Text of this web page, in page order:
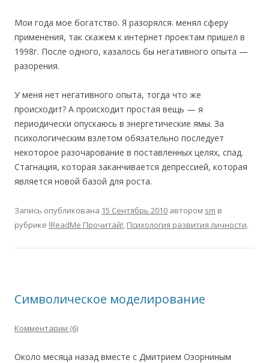
Мои года мое богатство. Я разорялся. менял сферу
применения, так скажем к интернет проектам пришел в
1998г. После одного, казалось бы негативного опыта —
разорения.
У меня нет негативного опыта, тогда что же
происходит? А происходит простая вещь — я
периодически опускаюсь в энергетические ямы. За
психологическим взлетом обязательно последует
некоторое разочарование в поставленных целях, спад.
Стагнация, которая заканчивается депрессией, которая
является новой базой для роста.
Запись опубликована 15 Сентябрь 2010 автором sm в
рубрике !ReadMe Прочитай!, Психология развития личности.
Символическое моделирование
Комментарии (6)
Около месяца назад вместе с Дмитрием Озорниным